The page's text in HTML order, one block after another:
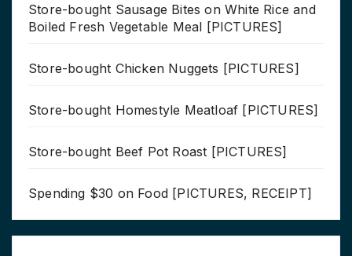
Store-bought Sausage Bites on White Rice and
Boiled Fresh Vegetable Meal [PICTURES]
Store-bought Chicken Nuggets [PICTURES]
Store-bought Homestyle Meatloaf [PICTURES]
Store-bought Beef Pot Roast [PICTURES]
Spending $30 on Food [PICTURES, RECEIPT]